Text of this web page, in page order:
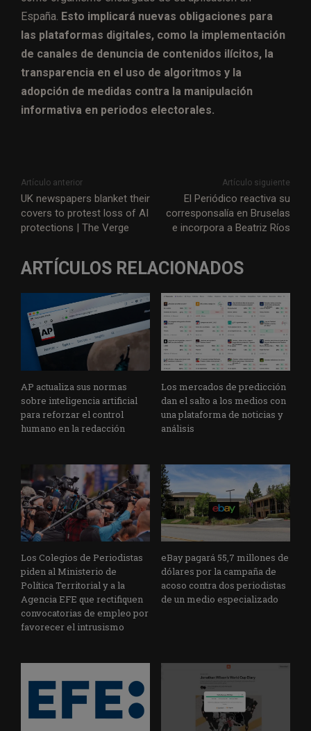
España. Esto implicará nuevas obligaciones para
las plataformas digitales, como la implementación
de canales de denuncia de contenidos ilícitos, la
transparencia en el uso de algoritmos y la
adopción de medidas contra la manipulación
informativa en periodos electorales.
Artículo anterior
UK newspapers blanket their
covers to protest loss of AI
protections | The Verge
Artículo siguiente
El Periódico reactiva su
corresponsalía en Bruselas
e incorpora a Beatriz Ríos
ARTÍCULOS RELACIONADOS
AP actualiza sus normas
sobre inteligencia artificial
para reforzar el control
humano en la redacción
Los mercados de predicción
dan el salto a los medios con
una plataforma de noticias y
análisis
Los Colegios de Periodistas
piden al Ministerio de
Política Territorial y a la
Agencia EFE que rectifiquen
convocatorias de empleo por
favorecer el intrusismo
eBay pagará 55,7 millones de
dólares por la campaña de
acoso contra dos periodistas
de un medio especializado